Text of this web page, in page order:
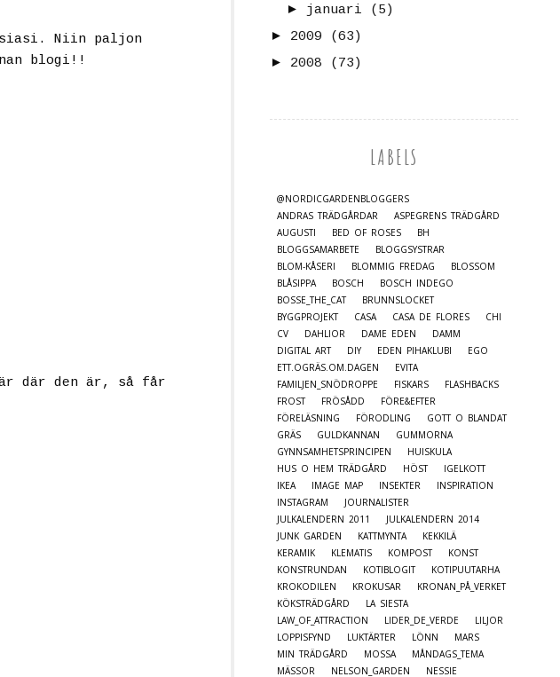
Niin paljon
blogi!!
är där den är, så får
► januari
(5)
► 2009
(63)
► 2008 (73)
LABELS
@NORDICGARDENBLOGGERS
ANDRAS TRÄDGÅRDAR
ASPEGRENS TRÄDGÅRD
AUGUSTI
BED OF ROSES
BH
BLOGGSAMARBETE
BLOGGSYSTRAR
BLOM-KÅSERI
BLOMMIG FREDAG
BLOSSOM
BLÅSIPPA
BOSCH
BOSCH INDEGO
BOSSE_THE_CAT
BRUNNSLOCKET
BYGGPROJEKT
CASA CASA DE FLORES
CHI
CV
DAHLIOR DAME EDEN
DAMM
DIGITAL ART
DIY EDEN PIHAKLUBI
EGO
ETT.OGRÄS.OM.DAGEN
EVITA
FAMILJEN_SNÖDROPPE
FISKARS
FLASHBACKS
FROST
FRÖSÅDD
FÖRE&EFTER
FÖRELÄSNING
FÖRODLING
GOTT O BLANDAT
GRÄS
GULDKANNAN
GUMMORNA
GYNNSAMHETSPRINCIPEN
HUISKULA
HUS O HEM TRÄDGÅRD
HÖST
IGELKOTT
IKEA
IMAGE MAP INSEKTER
INSPIRATION
INSTAGRAM
JOURNALISTER
JULKALENDERN 2011
JULKALENDERN 2014
JUNK GARDEN
KATTMYNTA
KEKKILÄ
KERAMIK
KLEMATIS KOMPOST
KONST
KONSTRUNDAN
KOTIBLOGIT
KOTIPUUTARHA
KROKODILEN
KROKUSAR
KRONAN_PÅ_VERKET
KÖKSTRÄDGÅRD
LA SIESTA
LAW_OF_ATTRACTION
LIDER_DE_VERDE
LILJOR
LOPPISFYND
LUKTÄRTER LÖNN
MARS
MIN TRÄDGÅRD
MOSSA
MÅNDAGS_TEMA
MÄSSOR
NELSON_GARDEN NESSIE